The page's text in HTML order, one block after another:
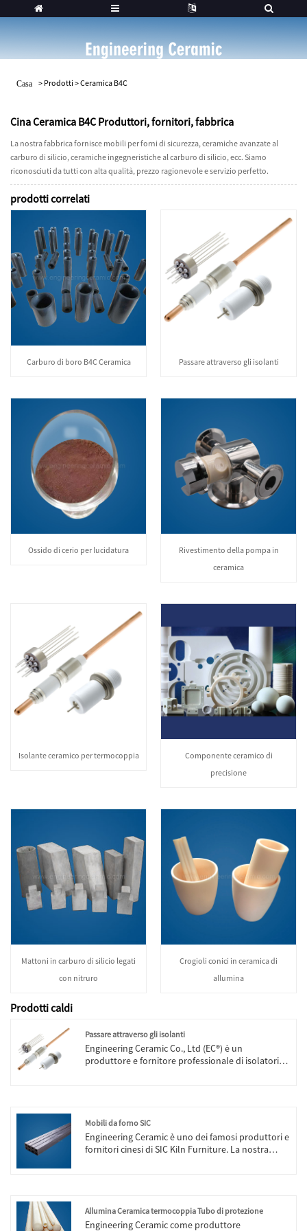
Casa > Prodotti >Ceramica B4C
Cina Ceramica B4C Produttori, fornitori, fabbrica
La nostra fabbrica fornisce mobili per forni di sicurezza, ceramiche avanzate al
carburo di silicio, ceramiche ingegneristiche al carburo di silicio, ecc. Siamo
riconosciuti da tutti con alta qualità, prezzo ragionevole e servizio perfetto.
prodotti correlati
Carburo di boro B4C Ceramica Passare attraverso gli isolanti
Ossido di cerio per lucidatura
Rivestimento della pompa in
ceramica
Isolante ceramico per termocoppia
Componente ceramico di
precisione
Mattoni in carburo di silicio legati
con nitruro
Crogioli conici in ceramica di
allumina
Prodotti caldi
Passare attraverso gli isolanti
Engineering Ceramic Co., Ltd (EC®) è un
produttore e fornitore professionale di isolatori
sensori ad alta temperatura che offrono
protezione e prestazioni senza pari per i sensori a
temperature estreme di 1800°C e superiori.
sono stati venduti nel mercato mondiale con una
buona reputazione.
Mobili da forno SIC
Engineering Ceramic è uno dei famosi produttori e
fornitori cinesi di SIC Kiln Furniture. La nostra
Allumina Ceramica termocoppia Tubo di protezione
Engineering Ceramic come produttore